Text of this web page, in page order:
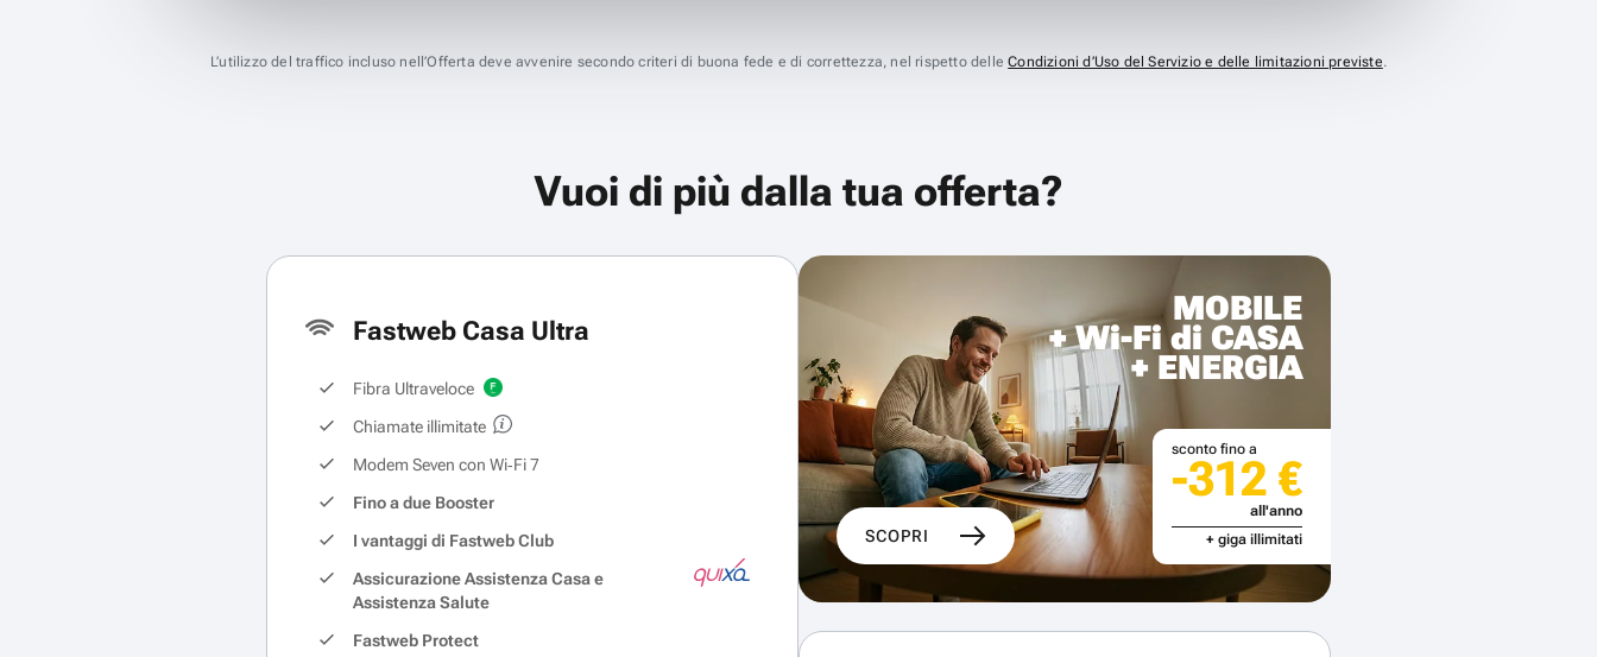
L’utilizzo del traffico incluso nell’Offerta deve avvenire secondo criteri di buona fede e di correttezza, nel rispetto delleCondizioni d’Uso del Servizio e delle limitazioni previste.
Vuoi di più dalla tua offerta?
Fastweb Casa Ultra
Fibra Ultraveloce
Chiamate illimitate
Modem Seven con Wi‑Fi 7
Fino a due Booster
I vantaggi di Fastweb Club
Assicurazione Assistenza Casa e
Assistenza Salute
Fastweb Protect
MOBILE
+ Wi-Fi di CASA
+ ENERGIA
SCOPRI
sconto fino a
-312 €
all'anno
+ giga illimitati